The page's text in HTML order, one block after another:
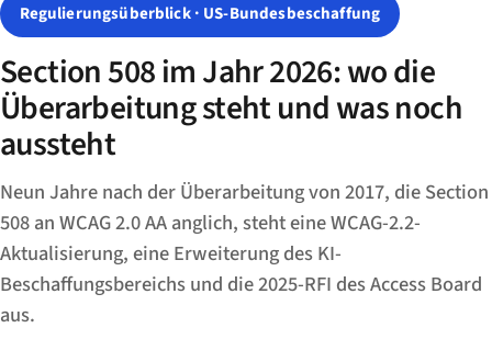
Regulierungsüberblick · US-Bundesbeschaffung
Section 508 im Jahr 2026: wo die
Überarbeitung steht und was noch
aussteht
Neun Jahre nach der Überarbeitung von 2017, die Section
508 an WCAG 2.0 AA anglich, steht eine WCAG-2.2-
Aktualisierung, eine Erweiterung des KI-
Beschaffungsbereichs und die 2025-RFI des Access Board
aus.